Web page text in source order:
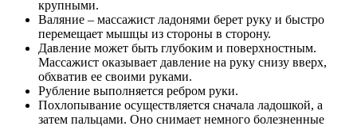
крупными.
Валяние – массажист ладонями берет руку и быстро
перемещает мышцы из стороны в сторону.
Давление может быть глубоким и поверхностным.
Массажист оказывает давление на руку снизу вверх,
обхватив ее своими руками.
Рубление выполняется ребром руки.
Похлопывание осуществляется сначала ладошкой, а
затем пальцами. Оно снимает немного болезненные